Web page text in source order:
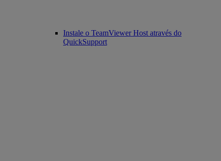
Instale o TeamViewer Host através do
QuickSupport